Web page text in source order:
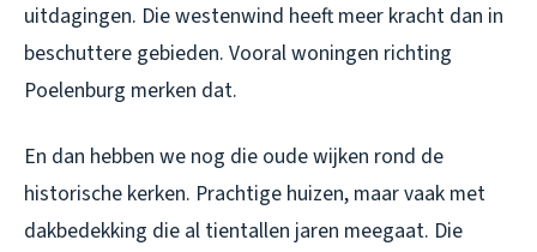
uitdagingen. Die westenwind heeft meer kracht dan in
beschuttere gebieden. Vooral woningen richting
Poelenburg merken dat.
En dan hebben we nog die oude wijken rond de
historische kerken. Prachtige huizen, maar vaak met
dakbedekking die al tientallen jaren meegaat. Die